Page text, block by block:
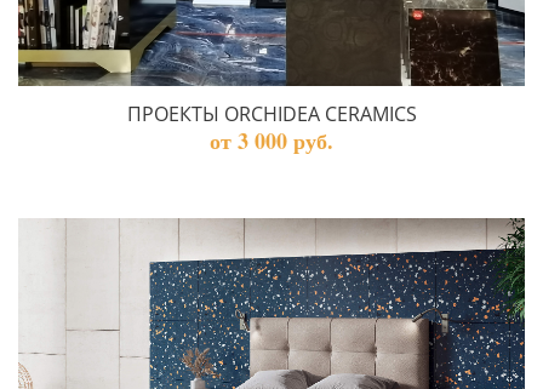
ПРОЕКТЫ ORCHIDEA CERAMICS
от 3 000 руб.